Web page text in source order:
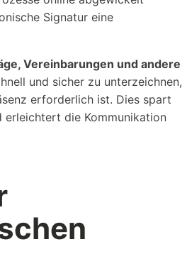
Auszug
Vorlagen um...
Signatur eine
Vereinbarungen und andere
und sicher zu unterzeichnen,
erforderlich ist. Dies spart
erleichtert die Kommunikation